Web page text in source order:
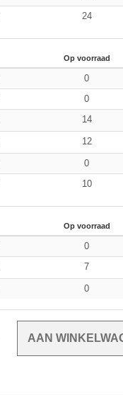
24
Op voorraad
0
0
14
12
0
10
Op voorraad
0
7
0